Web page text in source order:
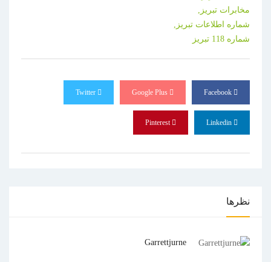
مخابرات تبریز,
شماره اطلاعات تبریز,
شماره 118 تبریز
نظرها
Garrettjurne